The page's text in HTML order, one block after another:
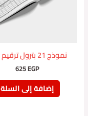
نموذج 21 بترول ترقيم 186
625EGP
إضافة إلى السلة